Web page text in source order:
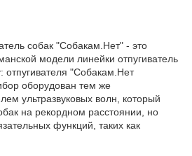
собак "Собакам.Нет" - это
модели линейки отпугиватель
"Собакам.Нет
оборудован тем же
ультразвуковых волн, который
на рекордном расстоянии, но
функций, таких как